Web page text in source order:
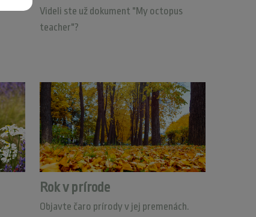
Videli ste už dokument "My octopus
teacher"?
Rok v prírode
Objavte čaro prírody v jej premenách.